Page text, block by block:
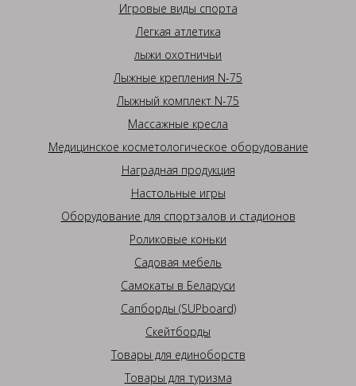
Игровые виды спорта
Легкая атлетика
лыжи охотничьи
Лыжные крепления N-75
Лыжный комплект N-75
Массажные кресла
Медицинское косметологическое оборудование
Наградная продукция
Настольные игры
Оборудование для спортзалов и стадионов
Роликовые коньки
Садовая мебель
Самокаты в Беларуси
Сапборды (SUPboard)
Скейтборды
Товары для единоборств
Товары для туризма